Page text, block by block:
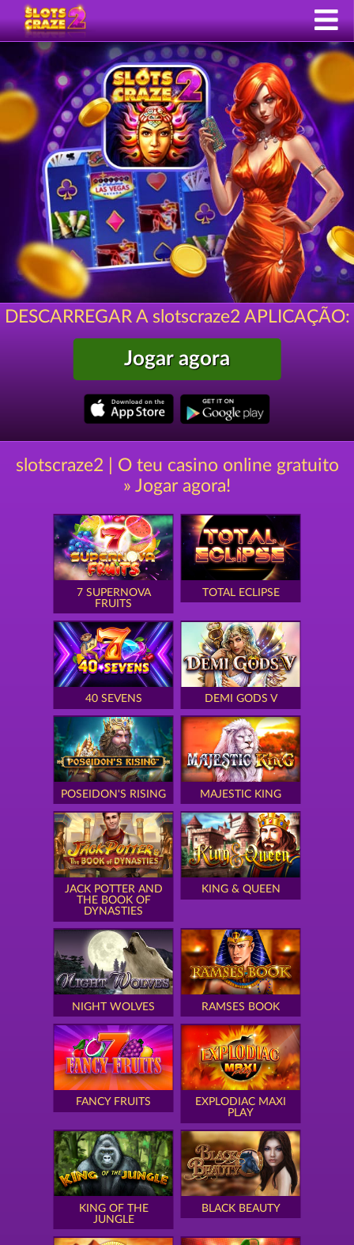
DESCARREGAR A slotscraze2 APLICAÇÃO:
Jogar agora
slotscraze2 | O teu casino online gratuito
» Jogar agora!
7 SUPERNOVA
FRUITS
TOTAL ECLIPSE
40 SEVENS DEMI GODS V
POSEIDON'S RISING MAJESTIC KING
JACK POTTER AND
THE BOOK OF
DYNASTIES
KING & QUEEN
NIGHT WOLVES RAMSES BOOK
FANCY FRUITS
EXPLODIAC MAXI
PLAY
KING OF THE
JUNGLE
BLACK BEAUTY